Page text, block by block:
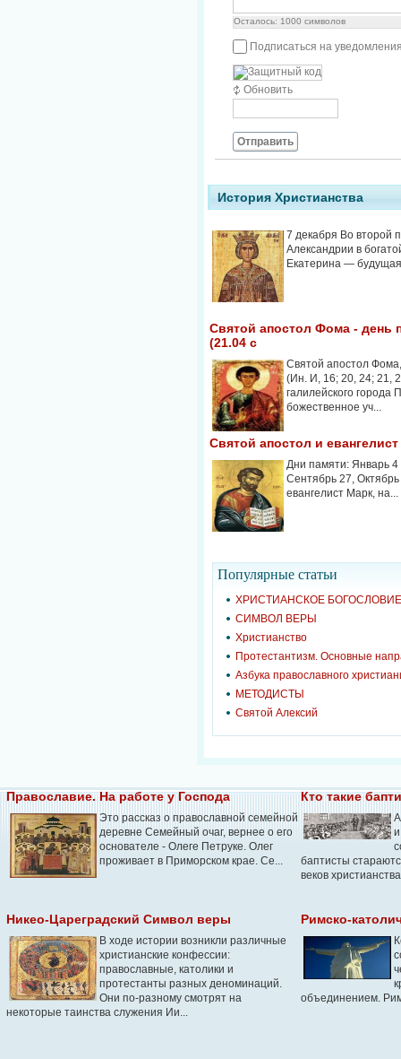
Осталось: 1000 символов
Подписаться на
Обновить
Отправить
История Христианства
7 декабря Во второй
Александрии в
Екатерина — будущая
Святой апостол Фома - день
(21.04 с
Святой апостол
(Ин. И, 16; 20, 24; 21,
галилейского города
божественное уч...
Святой апостол и
Дни памяти: Январь
Сентябрь 27,
евангелист Марк, на...
Популярные cтатьи
ХРИСТИАНСКОЕ БОГОСЛОВИЕ
СИМВОЛ ВЕРЫ
Христианство
Протестантизм. Основные
Азбука православного
МЕТОДИСТЫ
Святой Алексий
Православие. На работе у Господа
Это рассказ о православной семейной
деревне Семейный очаг, вернее о его
основателе - Олеге Петруке. Олег
проживает в Приморском крае. Се...
Кто такие
баптисты
веков
Никео-Цареградский Символ веры
В ходе истории возникли различные
христианские конфессии:
православные, католики и
протестанты разных деноминаций.
Они по-разному смотрят на
некоторые таинства служения Ии...
Римско-
объединением.